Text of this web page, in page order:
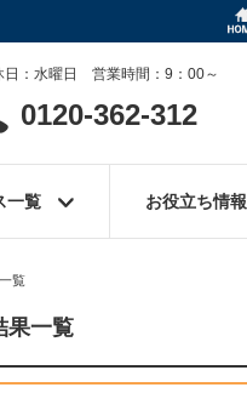
日：水曜日 営業時間：9：00～
0120-362-312
一覧 お役立ち情報
覧
果一覧